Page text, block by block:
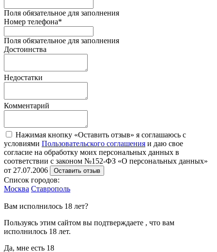
Поля обязательное для заполнения
Номер телефона*
Поля обязательное для заполнения
Достоинства
Недостатки
Комментарий
Нажимая кнопку «Оставить отзыв» я соглашаюсь с
условиями Пользовательского соглашения и даю свое
согласие на обработку моих персональных данных в
соответствии с законом №152-ФЗ «О персональных данных»
от 27.07.2006
Оставить отзыв
Список городов:
Москва Ставрополь
Вам исполнилось 18 лет?
Пользуясь этим сайтом вы подтверждаете , что вам
исполнилось 18 лет.
Да, мне есть 18